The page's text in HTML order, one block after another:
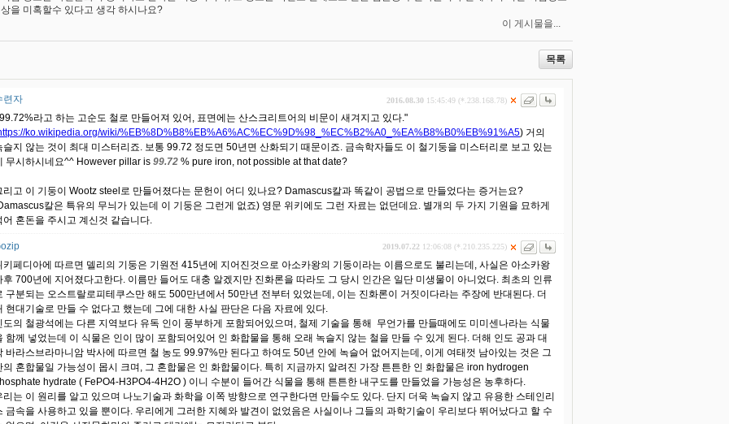
을 미혹할수 있다고 생각 하시나요?
이 게시물을...
목록
2016.08.30 15:45:49 (*.238.168.78)
련자
라고 하는 고순도 철로 만들어져 있어, 표면에는 산스크리트어의 비문이 새겨지고 있다."
ko.wikipedia.org/wiki/%EB%8D%B8%EB%A6%AC%EC%9D%98_%EC%B2%A0_%EA%B8%B0%EB%91%A5) 거의
슬지 않는 것이 최대 미스터리죠. 보통 99.72 정도면 50년면 산화되기 때문이죠. 금속학자들도 이 철기둥을 미스터리로 보고 있는
무시하시네요^^ However pillar is99.72 % pure iron, not possible at that date?
리고 이 기둥이 Wootz steel로 만들어졌다는 문헌이 어디 있나요? Damascus칼과 똑같이 공법으로 만들었다는 증거는요?
칼은 특유의 무늬가 있는데 이 기둥은 그런게 없죠) 영문 위키에도 그런 자료는 없던데요. 별개의 두 가지 기원을 묘하게
어 혼돈을 주시고 계신것 같습니다.
2019.07.22 12:06:08 (*.210.235.225)
키페디아에 따르면 델리의 기둥은 기원전 415년에 지어진것으로 아소카왕의 기둥이라는 이름으로도 불리는데, 사실은 아소카왕
후 700년에 지어졌다고한다. 이름만 들어도 대충 알겠지만 진화론을 따라도 그 당시 인간은 일단 미생물이 아니었다. 최초의 인류
구분되는 오스트랄로피테쿠스만 해도 500만년에서 50만년 전부터 있었는데, 이는 진화론이 거짓이다라는 주장에 반대된다. 더
현대기술로 만들 수 없다고 했는데 그에 대한 사실 판단은 다음 자료에 있다.
도의 철광석에는 다른 지역보다 유독 인이 풍부하게 포함되어있으며, 철제 기술을 통해 무언가를 만들때에도 미미센나라는 식물
함께 넣었는데 이 식물은 인이 많이 포함되어있어 인 화합물을 통해 오래 녹슬지 않는 철을 만들 수 있게 된다. 더해 인도 공과 대
바라스브라마니암 박사에 따르면 철 농도 99.97%만 된다고 하여도 50년 안에 녹슬어 없어지는데, 이게 여태껏 남아있는 것은 그
의 혼합물일 가능성이 몹시 크며, 그 혼합물은 인 화합물이다. 특히 지금까지 알려진 가장 튼튼한 인 화합물은 iron hydrogen
hydrate ( FePO4-H3PO4-4H2O ) 이니 수분이 들어간 식물을 통해 튼튼한 내구도를 만들었을 가능성은 농후하다.
리는 이 원리를 알고 있으며 나노기술과 화학을 이쪽 방향으로 연구한다면 만들수도 있다. 단지 더욱 녹슬지 않고 유용한 스테인리
금속을 사용하고 있을 뿐이다. 우리에게 그러한 지혜와 발견이 없었음은 사실이나 그들의 과학기술이 우리보다 뛰어났다고 할 수